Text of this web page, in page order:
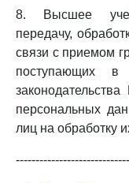
8. Высшее
передачу,
связи с приемом
поступающих в
персональных
лиц на обработку